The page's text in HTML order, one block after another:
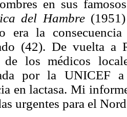
en sus
del Hambre
era la
(42). De vuelta a
de los médicos
por la UNICEF
en lactasa. Mi
urgentes para el